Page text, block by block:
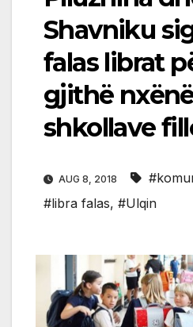
Shavniku
falas librat
gjithë
shkollave
AUG 8, 2018
#libra falas, #Ulqin